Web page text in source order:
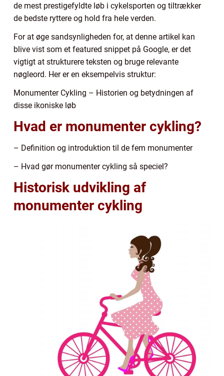
de mest prestigefyldte løb i cykelsporten og tiltrækker
de bedste ryttere og hold fra hele verden.
For at øge sandsynligheden for, at denne artikel kan
blive vist som et featured snippet på Google, er det
vigtigt at strukturere teksten og bruge relevante
nøgleord. Her er en eksempelvis struktur:
Monumenter Cykling – Historien og betydningen af
disse ikoniske løb
Hvad er monumenter cykling?
– Definition og introduktion til de fem monumenter
– Hvad gør monumenter cykling så speciel?
Historisk udvikling af
monumenter cykling